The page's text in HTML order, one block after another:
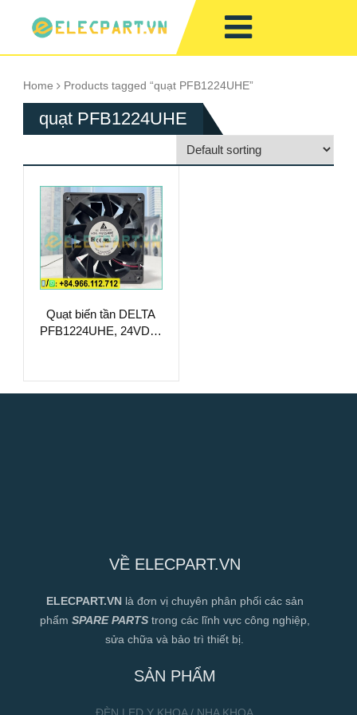
Home Products tagged “quạt PFB1224UHE”
quạt PFB1224UHE
Quạt biến tần DELTA
PFB1224UHE, 24VDC,
VỀ ELECPART.VN
ELECPART.VN là đơn vị chuyên phân phối các sản
phẩm SPARE PARTStrong các lĩnh vực công nghiệp,
sửa chữa và bảo trì thiết bị.
SẢN PHẨM
ĐÈN LED Y KHOA / NHA KHOA